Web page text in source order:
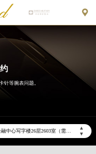

针等腕表问题。
▲
▼
升级公告
地址：
天津市和平区赤峰道136号天津国际金融中心写字楼26层2603室（需提前预约）
天津市和平区赤峰道136号天津国际金融中心26层2603室萧邦售后服务中心（需提前预约）